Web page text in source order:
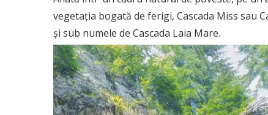
vegetația bogată de ferigi, Cascada Miss sau
și sub numele de Cascada Laia Mare.